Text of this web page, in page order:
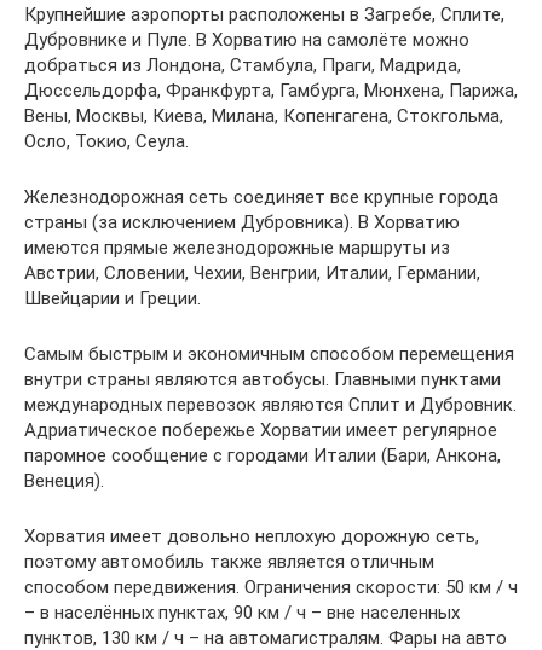
Крупнейшие аэропорты расположены в Загребе, Сплите,
Дубровнике и Пуле. В Хорватию на самолёте можно
добраться из Лондона, Стамбула, Праги, Мадрида,
Дюссельдорфа, Франкфурта, Гамбурга, Мюнхена, Парижа,
Вены, Москвы, Киева, Милана, Копенгагена, Стокгольма,
Осло, Токио, Сеула.
Железнодорожная сеть соединяет все крупные города
страны (за исключением Дубровника). В Хорватию
имеются прямые железнодорожные маршруты из
Австрии, Словении, Чехии, Венгрии, Италии, Германии,
Швейцарии и Греции.
Самым быстрым и экономичным способом перемещения
внутри страны являются автобусы. Главными пунктами
международных перевозок являются Сплит и Дубровник.
Адриатическое побережье Хорватии имеет регулярное
паромное сообщение с городами Италии (Бари, Анкона,
Венеция).
Хорватия имеет довольно неплохую дорожную сеть,
поэтому автомобиль также является отличным
способом передвижения. Ограничения скорости: 50 км / ч
– в населённых пунктах, 90 км / ч – вне населенных
пунктов, 130 км / ч – на автомагистралям. Фары на авто